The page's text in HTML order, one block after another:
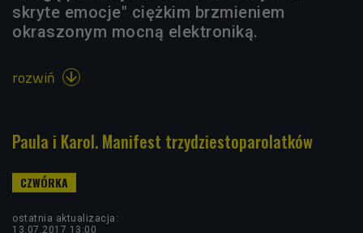
skryte emocje" ciężkim brzmieniem
okraszonym mocną elektroniką.
rozwiń 
Paula i Karol. Manifest trzydziestoparolatków
ostatnia aktualizacja:
13.07.2017 13:00